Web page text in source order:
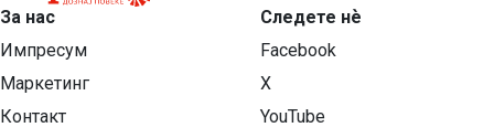
За нас
Импресум
Маркетинг
Контакт
Следете нѐ
Facebook
X
YouTube